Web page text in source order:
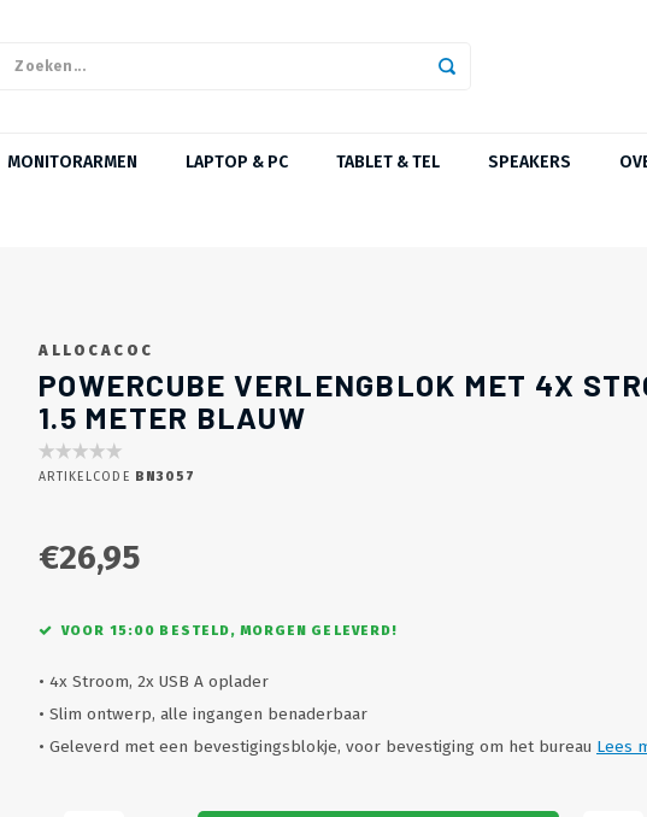
MONITORARMEN LAPTOP & PC TABLET & TEL SPEAKERS
ALLOCACOC
POWERCUBE VERLENGBLOK MET 4X
1.5 METER BLAUW
ARTIKELCODE BN3057
€26,95
VOOR 15:00 BESTELD, MORGEN GELEVERD!
• 4x Stroom, 2x USB A oplader
• Slim ontwerp, alle ingangen benaderbaar
• Geleverd met een bevestigingsblokje, voor bevestiging om het bureau Lees